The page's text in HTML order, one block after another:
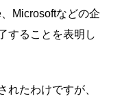
Microsoftなどの企
することを表明し
れたわけですが、